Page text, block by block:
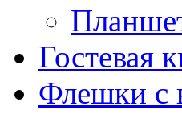
Apple(9)
Apriori(3)
Archos
Гостевая
Флешки с